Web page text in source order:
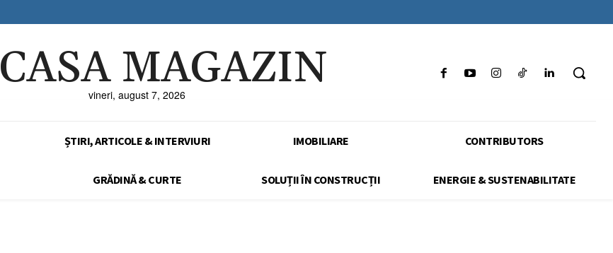
CASA MAGAZIN
vineri, august 7, 2026
ȘTIRI, ARTICOLE & INTERVIURI IMOBILIARE CONTRIBUTORS
GRĂDINĂ & CURTE SOLUȚII ÎN CONSTRUCȚII ENERGIE & SUSTENABILITATE